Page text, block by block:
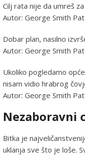
Cilj rata nije da umreš
Autor: George Smith
Dobar plan, nasilno
Autor: George Smith
Ukoliko pogledamo
nisam vidio hrabrog
Autor: George Smith
Nezaboravni
Bitka je
uklanja sve što je loše.